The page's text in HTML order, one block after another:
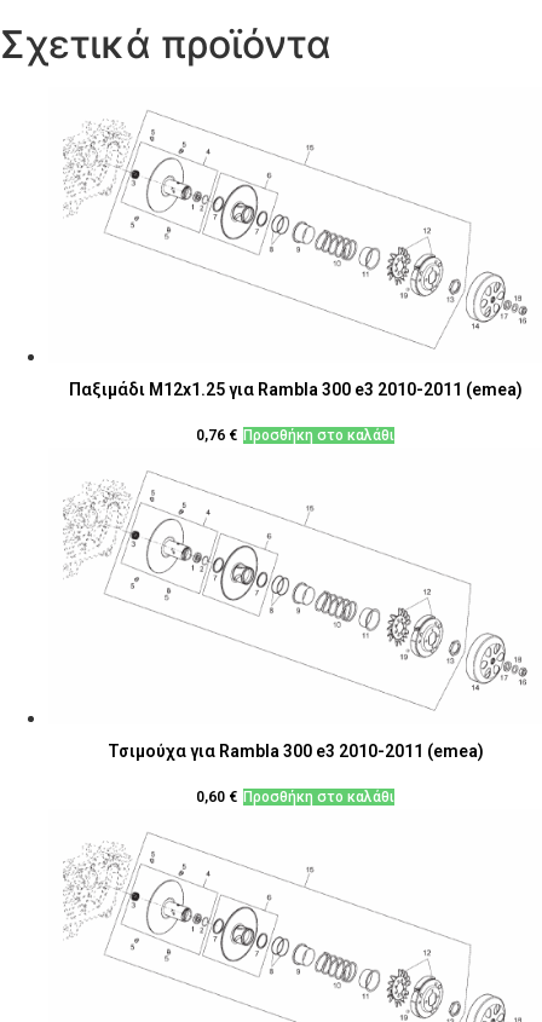
Σχετικά προϊόντα
Παξιμάδι M12x1.25 για Rambla 300 e3 2010-2011 (emea)
0,76 € Προσθήκη στο καλάθι
Τσιμούχα για Rambla 300 e3 2010-2011 (emea)
0,60 € Προσθήκη στο καλάθι